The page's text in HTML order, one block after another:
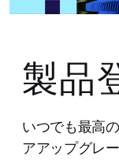
製品
いつでも最高
アアップグレ